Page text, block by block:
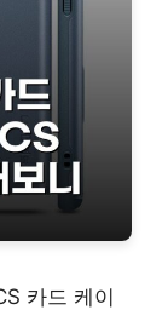
카드 케이